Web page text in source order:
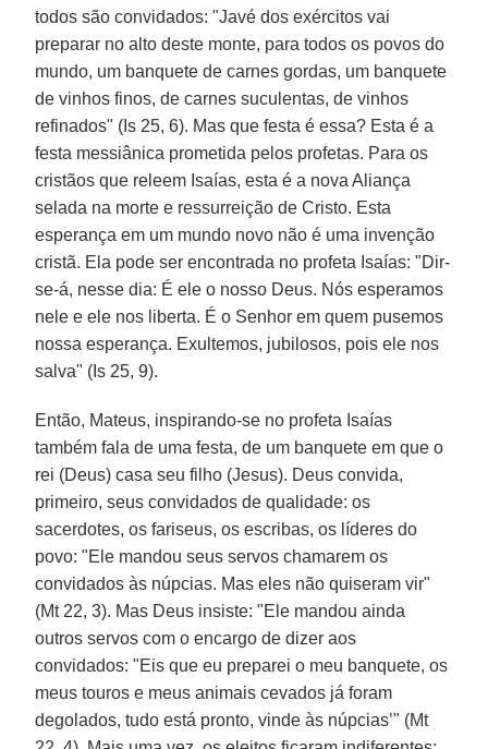
todos são convidados: "Javé dos exércitos vai
preparar no alto deste monte, para todos os povos do
mundo, um banquete de carnes gordas, um banquete
de vinhos finos, de carnes suculentas, de vinhos
refinados" (Is 25, 6). Mas que festa é essa? Esta é a
festa messiânica prometida pelos profetas. Para os
cristãos que releem Isaías, esta é a nova Aliança
selada na morte e ressurreição de Cristo. Esta
esperança em um mundo novo não é uma invenção
cristã. Ela pode ser encontrada no profeta Isaías: "Dir-
se-á, nesse dia: É ele o nosso Deus. Nós esperamos
nele e ele nos liberta. É o Senhor em quem pusemos
nossa esperança. Exultemos, jubilosos, pois ele nos
salva" (Is 25, 9).
Então, Mateus, inspirando-se no profeta Isaías
também fala de uma festa, de um banquete em que o
rei (Deus) casa seu filho (Jesus). Deus convida,
primeiro, seus convidados de qualidade: os
sacerdotes, os fariseus, os escribas, os líderes do
povo: "Ele mandou seus servos chamarem os
convidados às núpcias. Mas eles não quiseram vir"
(Mt 22, 3). Mas Deus insiste: "Ele mandou ainda
outros servos com o encargo de dizer aos
convidados: "Eis que eu preparei o meu banquete, os
meus touros e meus animais cevados já foram
degolados, tudo está pronto, vinde às núpcias’" (Mt